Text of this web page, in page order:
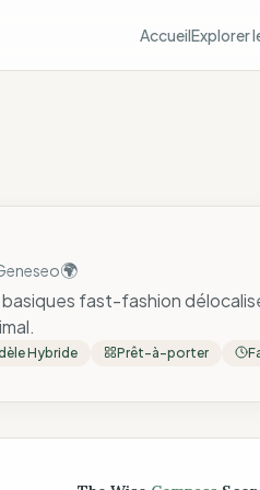
AccueilExplorer
🌍
fast-fashion
Hybride Prêt-à-porter